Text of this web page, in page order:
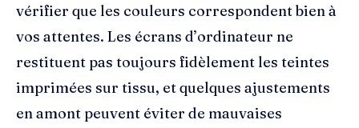
vérifier que les couleurs correspondent bien à
vos attentes. Les écrans d’ordinateur ne
restituent pas toujours fidèlement les teintes
imprimées sur tissu, et quelques ajustements
en amont peuvent éviter de mauvaises